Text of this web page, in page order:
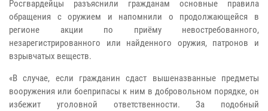
Росгвардейцы разъяснили гражданам основные правила
обращения с оружием и напомнили о продолжающейся в
регионе акции по приёму невостребованного,
незарегистрированного или найденного оружия, патронов и
взрывчатых веществ.
«В случае, если гражданин сдаст вышеназванные предметы
вооружения или боеприпасы к ним в добровольном порядке, он
избежит уголовной ответственности. За подобный